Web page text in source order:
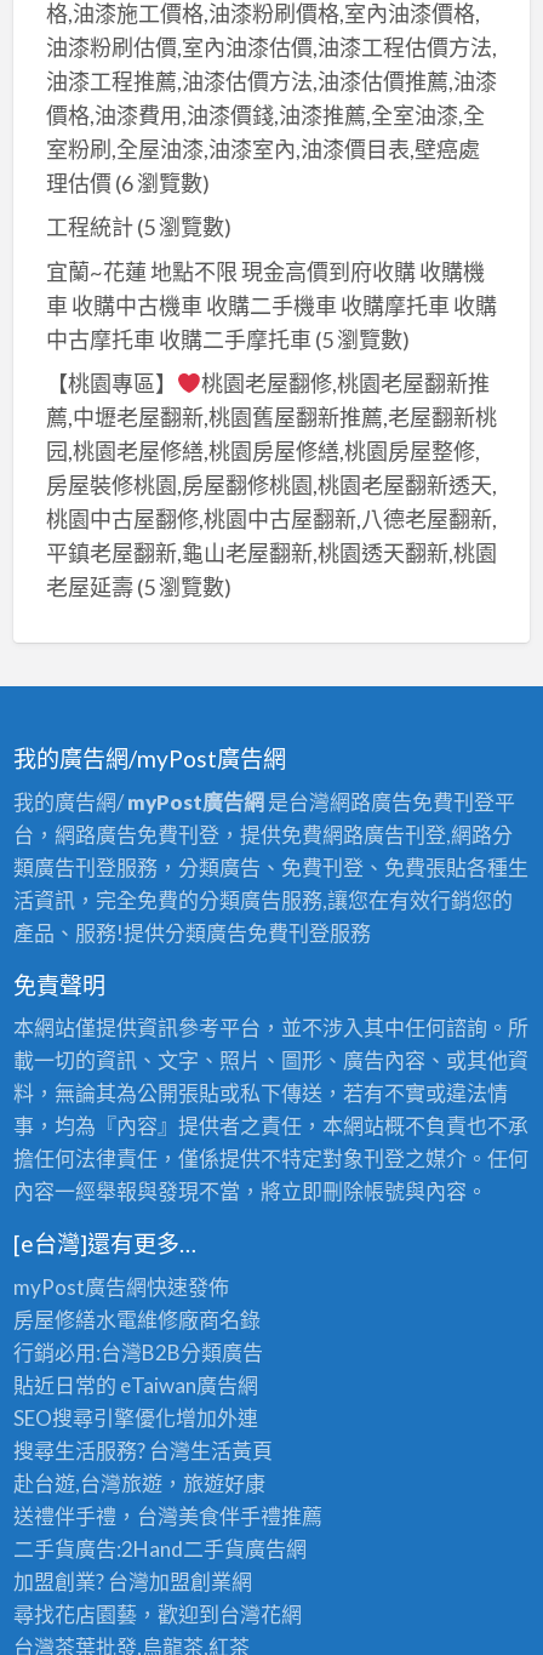
格,油漆施工價格,油漆粉刷價格,室內油漆價格,
油漆粉刷估價,室內油漆估價,油漆工程估價方法,
油漆工程推薦,油漆估價方法,油漆估價推薦,油漆
價格,油漆費用,油漆價錢,油漆推薦,全室油漆,全
室粉刷,全屋油漆,油漆室內,油漆價目表,壁癌處
理估價(6 瀏覽數)
工程統計(5 瀏覽數)
宜蘭~花蓮 地點不限 現金高價到府收購 收購機
車 收購中古機車 收購二手機車 收購摩托車 收購
中古摩托車 收購二手摩托車(5 瀏覽數)
【桃園專區】
桃園老屋翻修,桃園老屋翻新推
薦,中壢老屋翻新,桃園舊屋翻新推薦,老屋翻新桃
园,桃園老屋修繕,桃園房屋修繕,桃園房屋整修,
房屋裝修桃園,房屋翻修桃園,桃園老屋翻新透天,
桃園中古屋翻修,桃園中古屋翻新,八德老屋翻新,
平鎮老屋翻新,龜山老屋翻新,桃園透天翻新,桃園
老屋延壽(5 瀏覽數)
我的廣告網/myPost廣告網
我的廣告網/myPost廣告網 是台灣網路廣告免費刊登平
台，網路廣告免費刊登，提供免費網路廣告刊登,網路分
類廣告刊登服務，分類廣告、免費刊登、免費張貼各種生
活資訊，完全免費的分類廣告服務,讓您在有效行銷您的
產品、服務!提供分類廣告免費刊登服務
免責聲明
本網站僅提供資訊參考平台，並不涉入其中任何諮詢。所
載一切的資訊、文字、照片、圖形、廣告內容、或其他資
料，無論其為公開張貼或私下傳送，若有不實或違法情
事，均為『內容』提供者之責任，本網站概不負責也不承
擔任何法律責任，僅係提供不特定對象刊登之媒介。任何
內容一經舉報與發現不當，將立即刪除帳號與內容。
[e台灣]還有更多…
myPost廣告網快速發佈
房屋修繕水電維修廠商名錄
行銷必用:台灣B2B分類廣告
貼近日常的 eTaiwan廣告網
SEO搜尋引擎優化增加外連
搜尋生活服務? 台灣生活黃頁
赴台遊,台灣旅遊，旅遊好康
送禮伴手禮，台灣美食伴手禮推薦
二手貨廣告:2Hand二手貨廣告網
加盟創業? 台灣加盟創業網
尋找花店園藝，歡迎到 台灣花網
台灣茶葉批發,烏龍茶,紅茶